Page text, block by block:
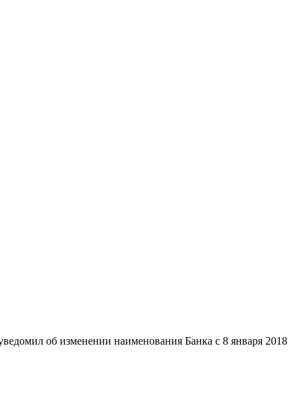
об изменении наименования Банка с 8 января 2018